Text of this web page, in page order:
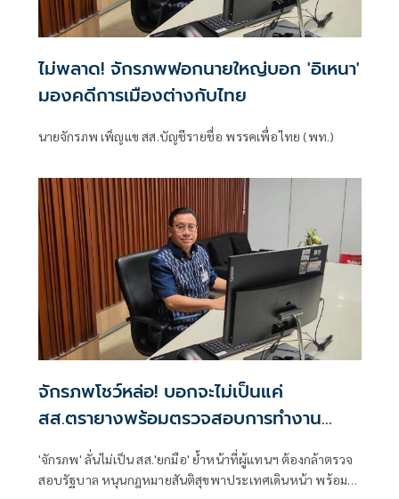
ไม่พลาด! จักรภพฟอกนายใหญ่บอก 'อิเหนา'
มองคดีการเมืองต่างกับไทย
นายจักรภพ เพ็ญแข สส.บัญชีรายชื่อ พรรคเพื่อไทย (พท.)
จักรภพโชว์หล่อ! บอกจะไม่เป็นแค่
สส.ตรายางพร้อมตรวจสอบการทำงาน
รัฐบาลด้วย
'จักรภพ' ลั่นไม่เป็น สส.'ยกมือ' ย้ำหน้าที่ผู้แทนฯ ต้องกล้าตรวจ
สอบรัฐบาล หนุนกฎหมายสันติสุขพาประเทศเดินหน้า พร้อมชี้